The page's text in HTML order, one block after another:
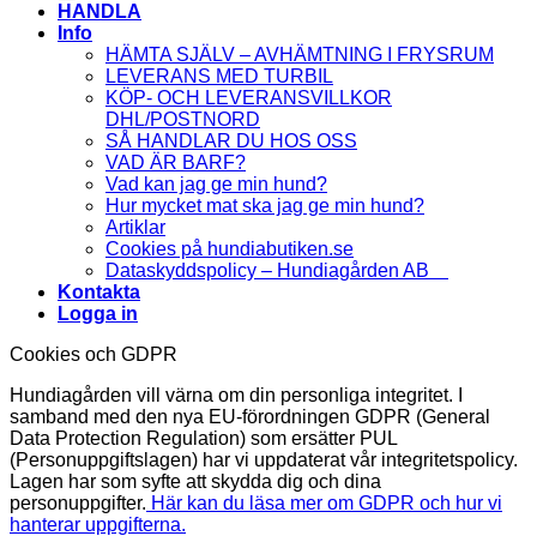
HANDLA
Info
HÄMTA SJÄLV – AVHÄMTNING I FRYSRUM
LEVERANS MED TURBIL
KÖP- OCH LEVERANSVILLKOR
DHL/POSTNORD
SÅ HANDLAR DU HOS OSS
VAD ÄR BARF?
Vad kan jag ge min hund?
Hur mycket mat ska jag ge min hund?
Artiklar
Cookies på hundiabutiken.se
Dataskyddspolicy – Hundiagården AB
Kontakta
Logga in
Cookies och GDPR
Hundiagården vill värna om din personliga integritet. I
samband med den nya EU-förordningen GDPR (General
Data Protection Regulation) som ersätter PUL
(Personuppgiftslagen) har vi uppdaterat vår integritetspolicy.
Lagen har som syfte att skydda dig och dina
personuppgifter. Här kan du läsa mer om GDPR och hur vi
hanterar uppgifterna.